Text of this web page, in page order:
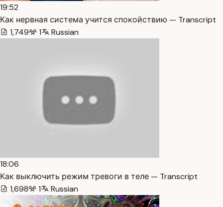
19:52
Как нервная система учится спокойствию — Transcript
1,749
1 Russian
18:06
Как выключить режим тревоги в теле — Transcript
1,698
1 Russian